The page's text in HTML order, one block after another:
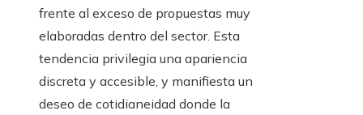
frente al exceso de propuestas muy
elaboradas dentro del sector. Esta
tendencia privilegia una apariencia
discreta y accesible, y manifiesta un
deseo de cotidianeidad donde la